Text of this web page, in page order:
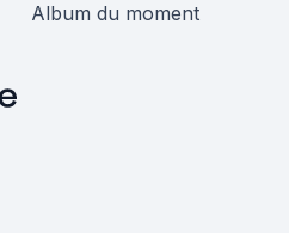
Album du moment